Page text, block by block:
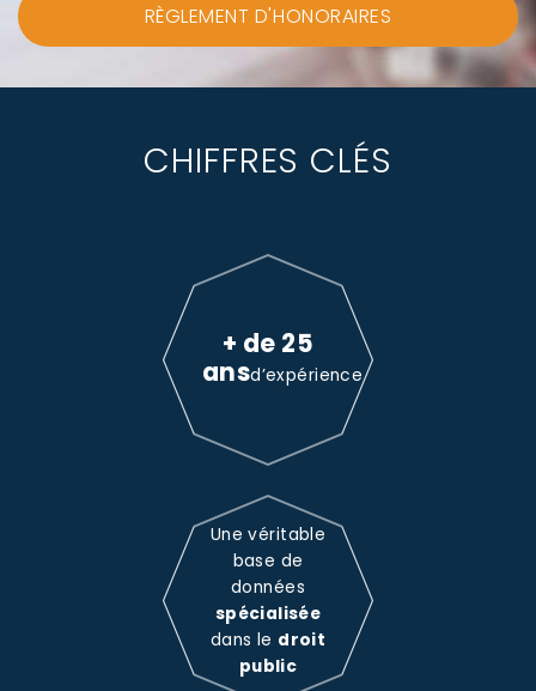
RÈGLEMENT D'HONORAIRES
CHIFFRES CLÉS
+ de 25
ansd’expérience
Une véritable
base de
données
spécialisée
dans le droit
public